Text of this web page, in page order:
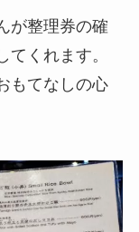
が整理券の確
くれます。
もてなしの心